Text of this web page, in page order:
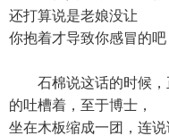
还打算说是老娘没让
你抱着才导致你感冒的吧
石棉说这话的时候，
的吐槽着，至于博士，
坐在木板缩成一团，连说